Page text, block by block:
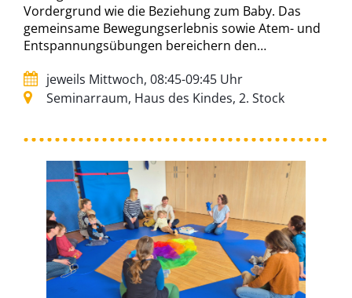
Vordergrund wie die Beziehung zum Baby. Das
gemeinsame Bewegungserlebnis sowie Atem- und
Entspannungsübungen bereichern den…
jeweils Mittwoch, 08:45-09:45 Uhr
Seminarraum, Haus des Kindes, 2. Stock